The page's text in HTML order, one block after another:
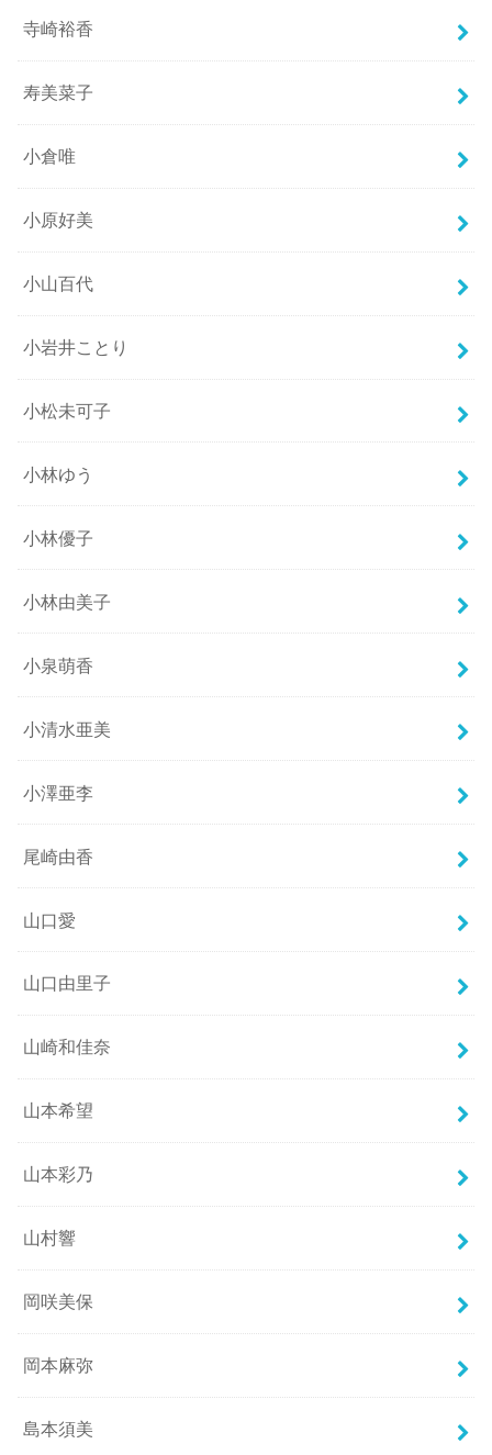
寺崎裕香
寿美菜子
小倉唯
小原好美
小山百代
小岩井ことり
小松未可子
小林ゆう
小林優子
小林由美子
小泉萌香
小清水亜美
小澤亜李
尾崎由香
山口愛
山口由里子
山崎和佳奈
山本希望
山本彩乃
山村響
岡咲美保
岡本麻弥
島本須美